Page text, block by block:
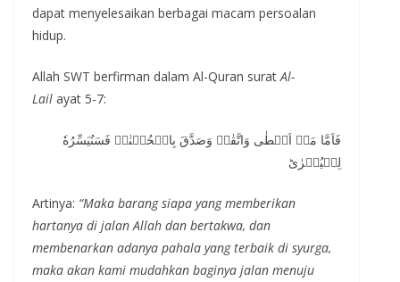
dapat menyelesaikan berbagai macam persoalan
hidup.
Allah SWT berfirman dalam Al-Quran surat Al-
Lail ayat 5-7:
فَاَمَّا مَنۡ اَعۡطٰى وَاتَّقٰىۙ وَصَدَّقَ بِالۡحُسۡنٰىۙ فَسَنُيَسِّرُهٗ
لِلۡيُسۡرٰىؕ
Artinya: “Maka barang siapa yang memberikan
hartanya di jalan Allah dan bertakwa, dan
membenarkan adanya pahala yang terbaik di syurga,
maka akan kami mudahkan baginya jalan menuju